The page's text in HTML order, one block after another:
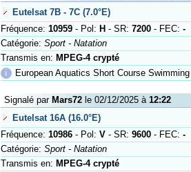
Eutelsat 7B - 7C (7.0°E)
Fréquence: 10959- Pol: H - SR: 7200- FEC: -
Catégorie: Sport - Natation
Transmis en: MPEG-4 crypté
ℹ
European Aquatics Short Course
Signalé par Mars72le 02/12/2025 à 12:22
Eutelsat 16A (16.0°E)
Fréquence: 10986- Pol: V- SR: 9600- FEC: -
Catégorie: Sport - Natation
Transmis en: MPEG-4 crypté